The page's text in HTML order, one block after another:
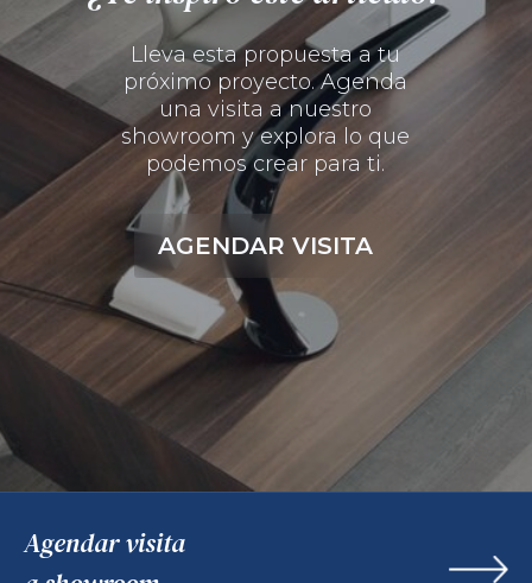
Lleva esta propuesta a tu
próximo proyecto. Agenda
una visita a nuestro
showroom y explora lo que
podemos crear para ti.
AGENDAR VISITA
Agendar visita